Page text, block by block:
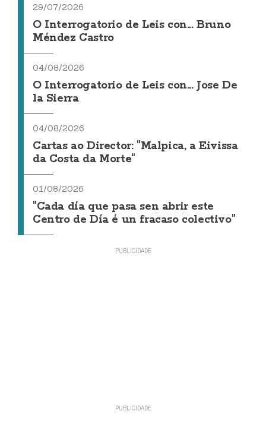
29/07/2026
O Interrogatorio de Leis con... Bruno
Méndez Castro
04/08/2026
O Interrogatorio de Leis con... Jose De
la Sierra
04/08/2026
Cartas ao Director: "Malpica, a Eivissa
da Costa da Morte"
01/08/2026
"Cada día que pasa sen abrir este
Centro de Día é un fracaso colectivo"